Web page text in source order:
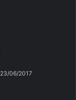
23/06/2017